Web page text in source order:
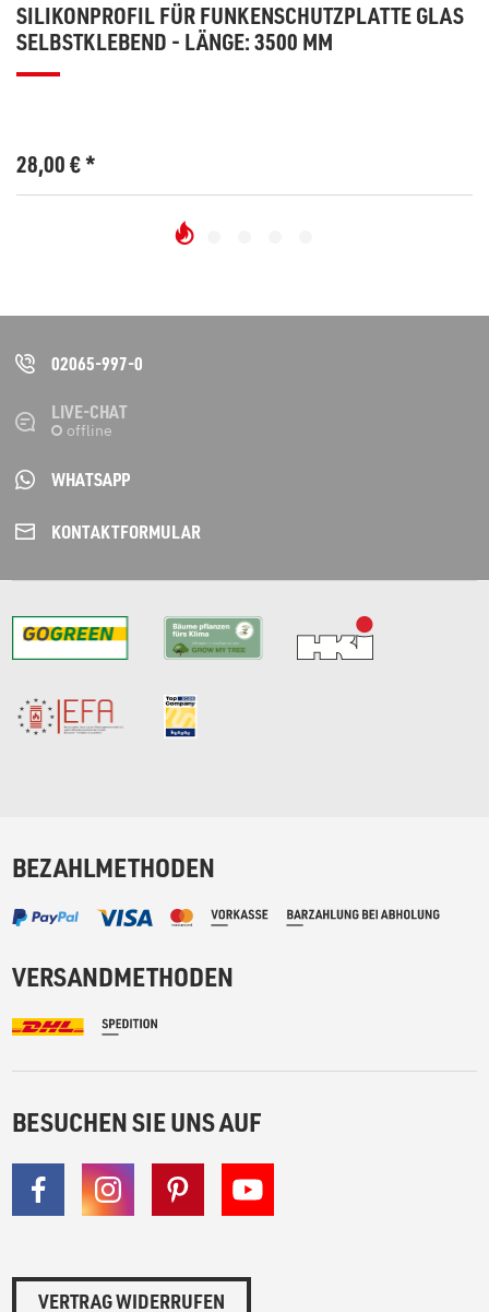
SILIKONPROFIL FÜR FUNKENSCHUTZPLATTE GLAS
SELBSTKLEBEND - LÄNGE: 3500 MM
28,00€*
02065-997-0
LIVE-CHAT
WHATSAPP
KONTAKT­FORMULAR
BEZAHLMETHODEN
VERSANDMETHODEN
BESUCHEN SIE UNS AUF
VERTRAG WIDERRUFEN